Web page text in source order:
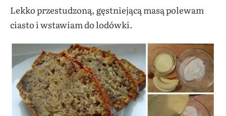
Lekko przestudzoną, gęstniejącą masą polewam
ciasto i wstawiam do lodówki.